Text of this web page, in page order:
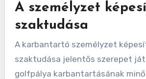
A személyzet
szaktudása
A karbantartó személyzet
szaktudása jelentős szerepet
golfpálya karbantartásának